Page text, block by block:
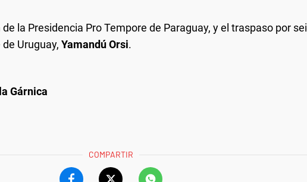
la Presidencia Pro Tempore de Paraguay, y el traspaso por
Uruguay, Yamandú Orsi.
Gárnica
COMPARTIR